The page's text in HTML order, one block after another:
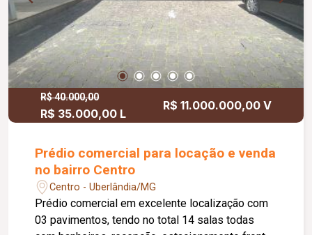
R$ 40.000,00
R$ 35.000,00 L
R$ 11.000.000,00 V
Prédio comercial para locação e venda
no bairro Centro
Centro - Uberlândia/MG
Prédio comercial em excelente localização com
03 pavimentos, tendo no total 14 salas todas